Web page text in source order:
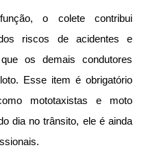
o colete contribui
riscos de acidentes e
os demais condutores
Esse item é obrigatório
mototaxistas e moto
dia no trânsito, ele é ainda